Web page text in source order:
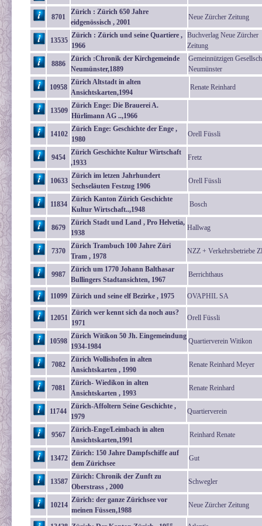
8701
Zürich : Zürich 650 Jahre
eidgenössisch , 2001
Neue Zürcher Zeitung
13535
Zürich : Zürich und seine Quartiere ,
1966
Buchverlag Neue Zürcher
Zeitung
8886
Zürich :Chronik der Kirchgemeinde
Neumünster,1889
Gemeinnützigen
Neumünster
10958
Zürich Altstadt in alten
Ansichtskarten,1994
Renate Reinhard
13509
Zürich Enge: Die Brauerei A.
Hürlimann AG ..,1966
14102
Zürich Enge: Geschichte der Enge ,
1980
Orell Füssli
9454
Zürich Geschichte Kultur Wirtschaft
,1933
Fretz
10633
Zürich im letzen Jahrhundert
Sechseläuten Festzug 1906
Orell Füssli
11834
Zürich Kanton Zürich Geschichte
Kultur Wirtschaft..,1948
Bosch
8679
Zürich Stadt und Land , Pro Helvetia,
1938
Hallwag
7370
Zürich Trambuch 100 Jahre Züri
Tram , 1978
NZZ + Verkehrsbetriebe
9987
Zürich um 1770 Johann Balthasar
Bullingers Stadtansichten, 1967
Berrichthaus
11099 Zürich und seine elf Bezirke , 1975 OVAPHIL SA
12051
Zürich wer kennt sich da noch aus?
1971
Orell Füssli
10598
Zürich Witikon 50 Jh. Eingemeindung
1934-1984
Quartierverein Witikon
7082
Zürich Wollishofen in alten
Ansichtskarten , 1990
Renate Reinhard Meyer
7081
Zürich- Wiedikon in alten
Ansichtskarten , 1993
Renate Reinhard
11744
Zürich-Affoltern Seine Geschichte ,
1979
Quartierverein
9567
Zürich-Enge/Leimbach in alten
Ansichtskarten,1991
Reinhard Renate
13472
Zürich: 150 Jahre Dampfschiffe auf
dem Zürichsee
Gut
13587
Zürich: Chronik der Zunft zu
Oberstrass , 2000
Schwegler
10214
Zürich: der ganze Zürichsee vor
meinen Füssen,1988
Neue Zürcher Zeitung